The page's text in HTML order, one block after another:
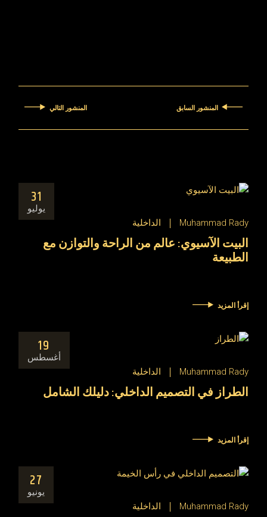
المنشور السابق المنشور التالي
31
يوليو
Muhammad Rady
الداخلية
البيت الآسيوي: عالم من الراحة والتوازن مع
الطبيعة
إقرأ المزيد
19
أغسطس
Muhammad Rady
الداخلية
الطراز في التصميم الداخلي: دليلك الشامل
إقرأ المزيد
27
يونيو
Muhammad Rady
الداخلية